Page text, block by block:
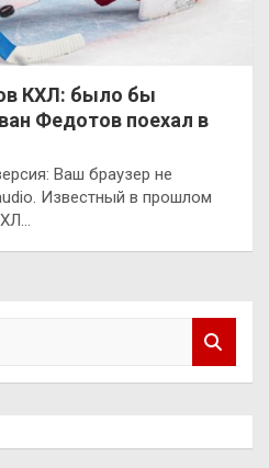
КХЛ: было бы
Федотов поехал в
Ваш браузер не
Известный в прошлом